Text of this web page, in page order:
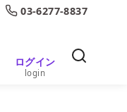
03-6277-8837
ログイン
login